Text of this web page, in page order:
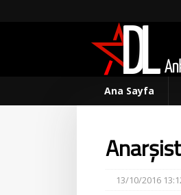
Ana Sayfa
13/10/2016